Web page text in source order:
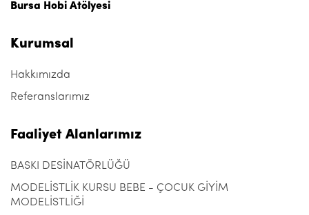
Bursa Hobi Atölyesi
Kurumsal
Hakkımızda
Referanslarımız
Faaliyet Alanlarımız
BASKI DESİNATÖRLÜĞÜ
MODELİSTLİK KURSU BEBE - ÇOCUK GİYİM
MODELİSTLİĞİ